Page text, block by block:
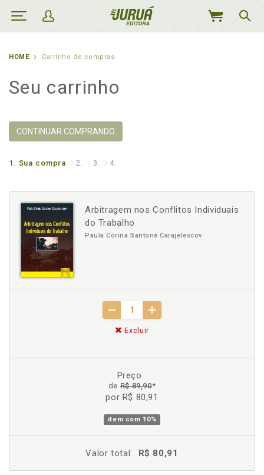
MEU
HOME Carrinho de compras
Seu carrinho
CONTINUAR COMPRANDO
1. Sua compra 2. 3. 4.
Arbitragem nos Conflitos Individuais
do Trabalho
Paula Corina Santone Carajelescov
Excluir
Preço:
deR$ 89,90*
por R$ 80,91
item com 10%
Valor total: R$ 80,91